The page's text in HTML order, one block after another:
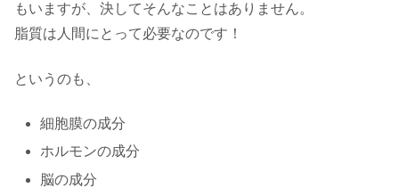
もいますが、決してそんなことはありません。
脂質は人間にとって必要なのです！
というのも、
細胞膜の成分
ホルモンの成分
脳の成分